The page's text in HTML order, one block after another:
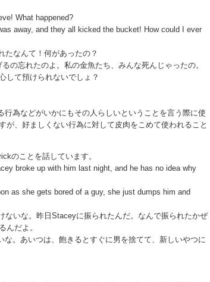
What happened?
away, and they all kicked the bucket! How could I ever
たなんて！何があったの？
の忘れたのよ。私の金魚たち、みんな死んじゃったの。
して預けられないでしょ？
行為などがいかにもその人らしいということを言う際に使
が、好ましくない行為に対して皮肉をこめて使われること
のことを話しています。
broke up with him last night, and he has no idea why
as she gets bored of a guy, she just dumps him and
ないな。昨日Staceyに振られたんだ。なんで振られたかぜ
んだよ。
。あいつは、飽きるとすぐに男を捨てて、新しいやつに